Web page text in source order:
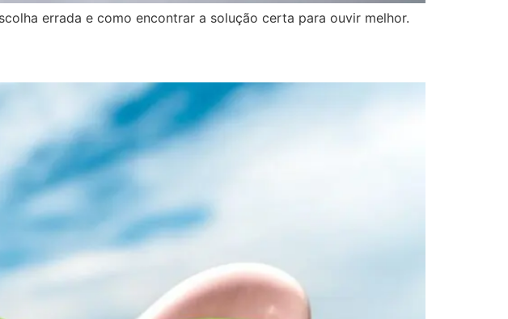
errada e como encontrar a solução certa para ouvir melhor.